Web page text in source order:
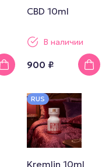
CBD 10ml
В наличии
900 ₽
RUS
Kremlin 10ml